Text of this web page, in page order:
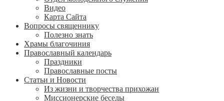
Видео
Карта Сайта
Вопросы священнику
Полезно знать
Храмы благочиния
Православный календарь
Праздники
Православные посты
Статьи и Новости
Из жизни и творчества прихожан
Миссионерские беседы